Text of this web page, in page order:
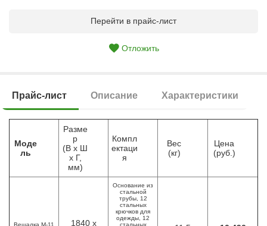
Перейти в прайс-лист
Отложить
Прайс-лист Описание Характеристики
Моде
ль
Разме
р
(В х Ш
х Г,
мм)
Компл
ектаци
я
Вес
(кг)
Цена
(руб.)
Вешалка М-11
1840 х
Основание из
стальной
трубы, 12
стальных
крючков для
одежды, 12
стальных